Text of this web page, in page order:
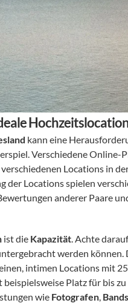
kann eine
Verschiedene Online-
der Locations spielen
ist die Kapazität. Achte
werden können.
intimen Locations mit
beispielsweise Platz für bis
wie Fotografen, Bands